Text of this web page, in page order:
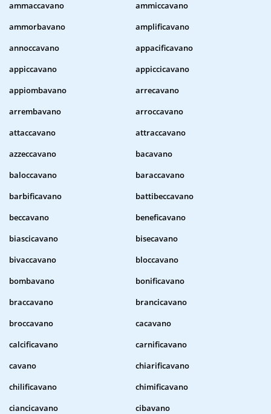
ammaccavano
ammiccavano
ammorbavano
amplificavano
annoccavano
appacificavano
appiccavano
appiccicavano
appiombavano
arrecavano
arrembavano
arroccavano
attaccavano
attraccavano
azzeccavano
bacavano
baloccavano
baraccavano
barbificavano
battibeccavano
beccavano
beneficavano
biascicavano
bisecavano
bivaccavano
bloccavano
bombavano
bonificavano
braccavano
brancicavano
broccavano
cacavano
calcificavano
carnificavano
cavano
chiarificavano
chilificavano
chimificavano
ciancicavano
cibavano